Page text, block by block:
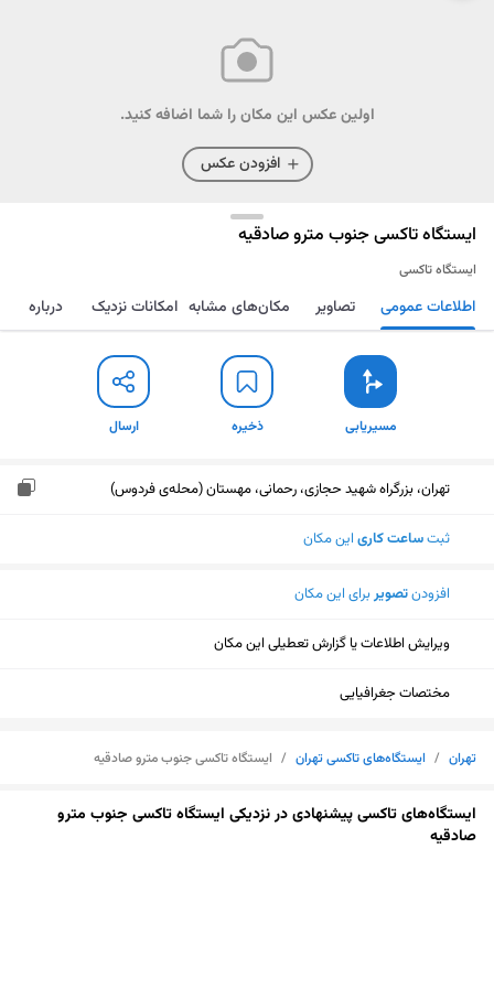
اولین عکس این مکان را شما اضافه کنید.
افزودن عکس
ایستگاه تاکسی جنوب مترو صادقیه
ایستگاه تاکسی
مسیریابی ذخیره ارسال اطلاعات عمومی تصاویر مکان‌های مشابه امکانات نزدیک درباره
مسیریابی ذخیره ارسال
تهران، بزرگراه شهید حجازی، رحمانی، مهستان (محله‌ی فردوس)
ثبتساعت کاری این مکان
افزودنتصویربرای این مکان
ویرایش اطلاعات یا گزارش تعطیلی این مکان
مختصات جغرافیایی
تهران / ایستگاه‌های تاکسی تهران / ایستگاه تاکسی جنوب مترو صادقیه
ایستگاه‌های تاکسی پیشنهادی در نزدیکی ایستگاه تاکسی جنوب مترو
صادقیه